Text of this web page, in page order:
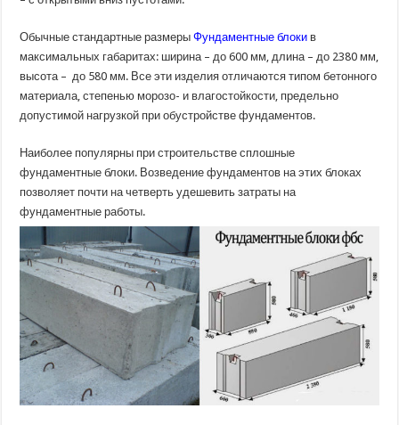
Обычные стандартные размерыФундаментные блоки в
максимальных габаритах: ширина – до 600 мм, длина – до 2380 мм,
высота – до 580 мм. Все эти изделия отличаются типом бетонного
материала, степенью морозо- и влагостойкости, предельно
допустимой нагрузкой при обустройстве фундаментов.
Наиболее популярны при строительстве сплошные
фундаментные блоки. Возведение фундаментов на этих блоках
позволяет почти на четверть удешевить затраты на
фундаментные работы.